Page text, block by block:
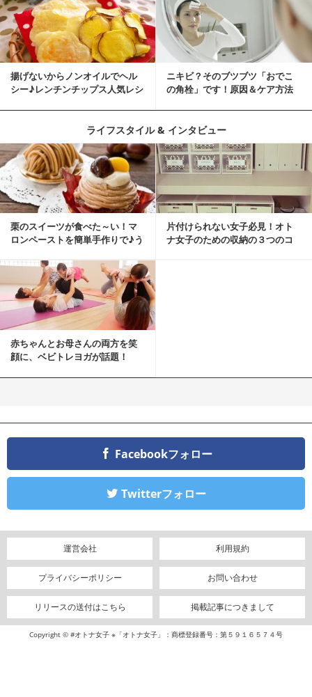
揚げないからノンオイルでヘル
シー♪レンチンチップス人気レシ
ニキビ？そのブツブツ「おでこ
の角栓」です！原因＆ケア方法
ライフスタイル & インタビュー
栗のスイーツが食べた～い！マ
ロンペーストを簡単手作りで♪う
片付けられない女子必見！オト
ナ女子のための収納の３つのコ
赤ちゃんとお母さんの両方を笑
顔に、ベビトレヨガが話題！
Facebookフォロー
Twitterフォロー
運営会社 利用規約
プライバシーポリシー お問い合わせ
リリースの送付はこちら 掲載記事につきまして
Copyright © #オトナ女子 ※「オトナ女子」：商標登録番号：第５９１６５７４号